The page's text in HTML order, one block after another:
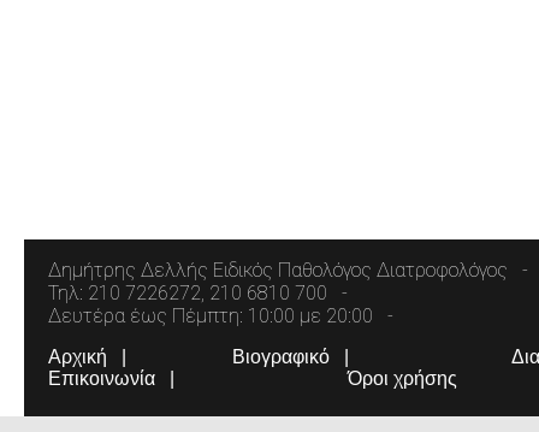
Δημήτρης Δελλής Ειδικός Παθολόγος Διατροφολόγος
Τηλ: 210 7226272, 210 6810 700
Δευτέρα έως Πέμπτη: 10:00 με 20:00
Αρχική Βιογραφικό
Επικοινωνία
Όροι χρήσης